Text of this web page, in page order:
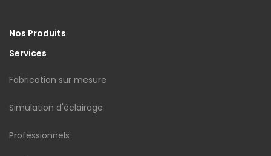
Nos Produits
Services
Fabrication sur mesure
Simulation d'éclairage
Professionnels